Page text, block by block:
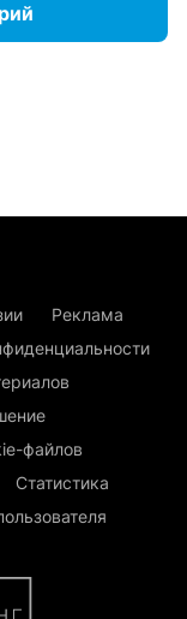
Реклама
файлов
Статистика